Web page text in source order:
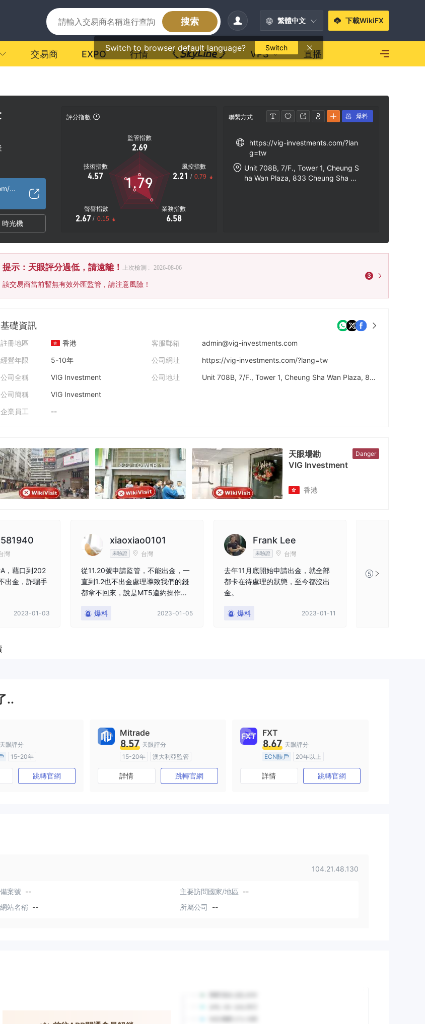
搜索 繁體中文
Switch to browser default language? Switch
下載WikiFX
交易商 EXPO 行情 VPS 直播
https://vig-investments.com/?lang=tw
時光機
評分指數
監管指數
2.69
技術指數
4.57
聲譽指數
2.67 / 0.15
業務指數
6.58
風控指數
2.21 / 0.79
1.79
聯繫方式
https://vig-investments.com/?lan
g=tw
Unit 708B, 7/F., Tower 1, Cheung S
ha Wan Plaza, 833 Cheung Sha Wa
爆料
提示：天眼評分過低，請遠離！ 上次檢測 : 2026-08-06
該交易商當前暫無有效外匯監管，請注意風險！
3
基礎資訊
註冊地區
香港
經營年限
5-10年
公司全稱
VIG Investment
公司簡稱
VIG Investment
企業員工
--
客服郵箱
admin@vig-investments.com
公司網址
https://vig-investments.com/?lang=tw
公司地址
Unit 708B, 7/F., Tower 1, Cheung Sha Wan Plaza, 833 Cheung Sha Wan Road, Kowloon Hong Kong.
天眼場勘
VIG Investment
Danger
香港
灣
，藉口到202
出金，詐騙手
2023-01-03
xiaoxiao0101
未驗證 台灣
從11.20號申請監管，不能出金，一
直到1.2也不出金處理導致我們的錢
都拿不回來，說是MT5違約操作，
時下架,可是現在MT5還在交易，就
爆料 2023-01-05
Frank Lee
未驗證 台灣
去年11月底開始申請出金，就全部
都卡在待處理的狀態，至今都沒出
金。
爆料 2023-01-11
5
..
天眼評分
15-20年
監管
全牌照 (MM)
跳轉官網
Mitrade
8.57 天眼評分
15-20年
澳大利亞監管
全牌照 (MM)
自研
詳情 跳轉官網
FXT
8.67 天眼評分
ECN賬戶
20年以上
澳大利亞監管
全牌照 (MM)
主標MT4
詳情 跳轉官網
104.21.48.130
備案號 -- 主要訪問國家/地區 --
網站名稱 -- 所屬公司 --